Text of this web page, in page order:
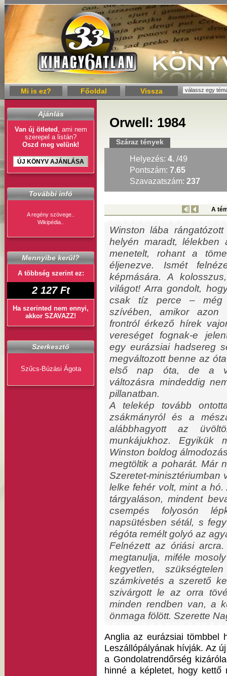
Mi is ez? Főoldal Vissza
Orwell: 1984
Száraz tények
Helyezés: 4. /49
Pontszám: 7.65
Szavazatszám: 237
A
Winston lába
helyén maradt,
menetelt, rohant a
éljenezve. Ismét
képmására. A
világot! Arra gondolt,
csak tíz perce – még
szívében, amikor azon
frontról érkező hírek
vereséget fognak-e
egy eurázsiai hadsereg
megváltozott benne az
első nap óta, de a
változásra mindeddig
pillanatban.
A telekép tovább
zsákmányról és a
alábbhagyott az
munkájukhoz. Egyikük
Winston boldog
megtöltik a poharát. Már
Szeretet-minisztériumban
lelke fehér volt, mint a
tárgyaláson, mindent
csempés folyosón
napsütésben sétál, s
régóta remélt golyó az
Felnézett az óriási
megtanulja, miféle
kegyetlen,
számkivetés a szerető
szivárgott le az orra
minden rendben van, a
önmaga fölött. Szerette
Anglia az eurázsiai tömbbel
Leszállópályának hívják. Az
a Gondolatrendőrség
hinné a képletet, hogy kettő
Ajánlás
Van új ötleted , ami nem
szerepel a listán?
Oszd meg velünk!
ÚJ KÖNYV AJÁNLÁSA
További infó
A regény szövege..
Wikipédia..
Mennyibe kerül?
A többség szerint ez:
2 127 Ft
Ha szerinted nem ennyi,
akkor SZAVAZZ!
Szerkesztő
Szűcs-Búzási Ágota